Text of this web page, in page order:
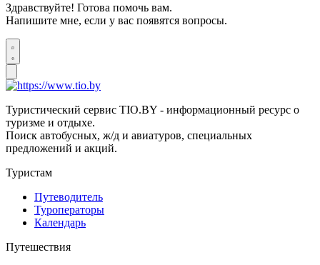
Здравствуйте! Готова помочь вам.
Напишите мне, если у вас появятся вопросы.
Туристический сервис TIO.BY - информационный ресурс о
туризме и отдыхе.
Поиск автобусных, ж/д и авиатуров, специальных
предложений и акций.
Туристам
Путеводитель
Туроператоры
Календарь
Путешествия